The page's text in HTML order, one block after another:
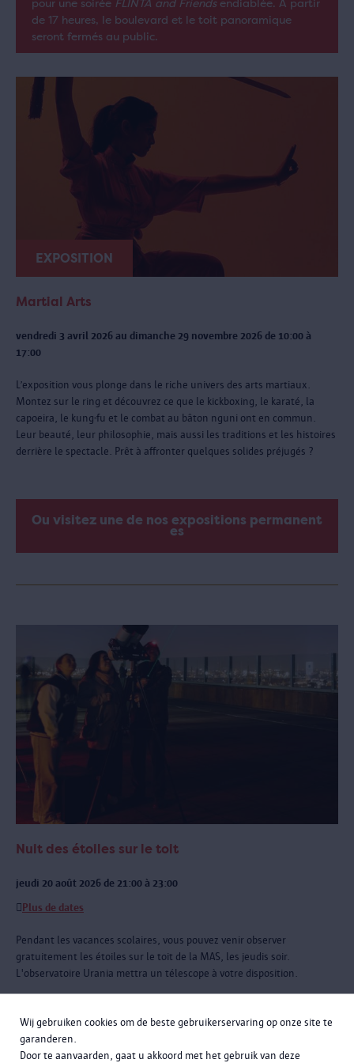
Wij gebruiken cookies om de beste gebruikerservaring op onze site te
garanderen.
Door te aanvaarden, gaat u akkoord met het gebruik van deze
pour une soirée FLINTA and Friends endiablée. À partir
de 17 heures, le boulevard et le toit panoramique
seront fermés au public.
EXPOSITION
Martial Arts
vendredi 3 avril 2026 au dimanche 29 novembre 2026 de 10:00 à
17:00
L’exposition vous plonge dans le riche univers des arts martiaux.
Montez sur le ring et découvrez ce que le kickboxing, le karaté, la
capoeira, le kung-fu et le combat au bâton nguni ont en commun.
Leur beauté, leur philosophie, mais aussi les traditions et les histoires
derrière le spectacle. Prêt à affronter quelques solides préjugés ?
Ou visitez une de nos expositions permanent
es
Nuit des étoiles sur le toit
jeudi 20 août 2026 de 21:00 à 23:00
Plus de dates
Pendant les vacances scolaires, vous pouvez venir observer
gratuitement les étoiles sur le toit de la MAS, les jeudis soir.
L'observatoire Urania mettra un télescope à votre disposition.